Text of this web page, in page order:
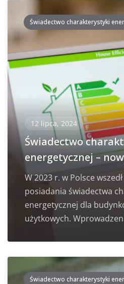
Świadectwo charakterystyki
12 lipca, 2024
Świadectwo
energetycznej –
W 2023 r. w Polsce
posiadania świadectwa
energetycznej dla
użytkowych.
Świadectwo charakterystyki